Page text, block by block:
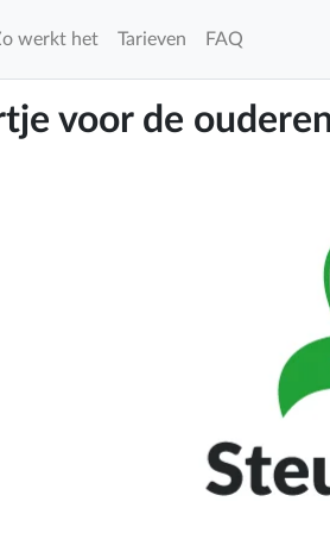
werkt het Tarieven FAQ
voor de